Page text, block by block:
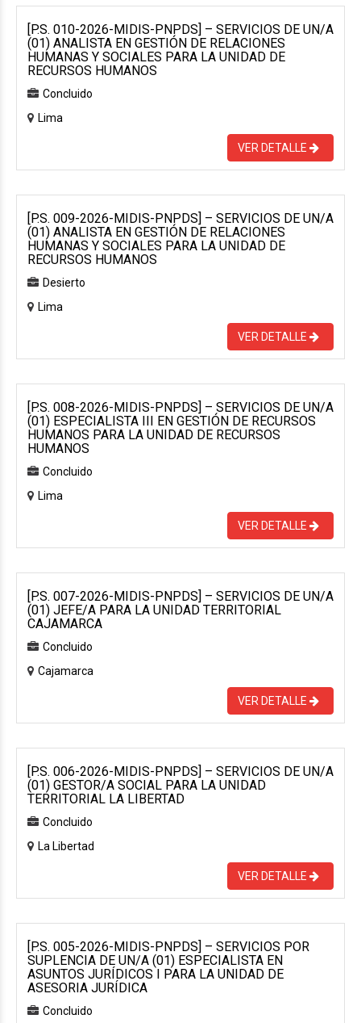
[P.S. 010-2026-MIDIS-PNPDS] – SERVICIOS DE UN/A
(01) ANALISTA EN GESTIÓN DE RELACIONES
HUMANAS Y SOCIALES PARA LA UNIDAD DE
RECURSOS HUMANOS
Concluido
Lima
VER DETALLE
[P.S. 009-2026-MIDIS-PNPDS] – SERVICIOS DE UN/A
(01) ANALISTA EN GESTIÓN DE RELACIONES
HUMANAS Y SOCIALES PARA LA UNIDAD DE
RECURSOS HUMANOS
Desierto
Lima
VER DETALLE
[P.S. 008-2026-MIDIS-PNPDS] – SERVICIOS DE UN/A
(01) ESPECIALISTA III EN GESTIÓN DE RECURSOS
HUMANOS PARA LA UNIDAD DE RECURSOS
HUMANOS
Concluido
Lima
VER DETALLE
[P.S. 007-2026-MIDIS-PNPDS] – SERVICIOS DE UN/A
(01) JEFE/A PARA LA UNIDAD TERRITORIAL
CAJAMARCA
Concluido
Cajamarca
VER DETALLE
[P.S. 006-2026-MIDIS-PNPDS] – SERVICIOS DE UN/A
(01) GESTOR/A SOCIAL PARA LA UNIDAD
TERRITORIAL LA LIBERTAD
Concluido
La Libertad
VER DETALLE
[P.S. 005-2026-MIDIS-PNPDS] – SERVICIOS POR
SUPLENCIA DE UN/A (01) ESPECIALISTA EN
ASUNTOS JURÍDICOS I PARA LA UNIDAD DE
ASESORIA JURÍDICA
Concluido